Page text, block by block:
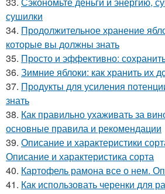
сушилки
34. Продолжительное хранение
которые вы должны знать
35. Просто и эффективно:
36. Зимние яблоки: как хранить их
37. Продукты для усиления
знать
38. Как правильно ухаживать за
основные правила и рекомендации
39. Описание и характеристики
Описание и характеристика сорта
40. Картофель рамона все о нем.
41. Как использовать черенки для